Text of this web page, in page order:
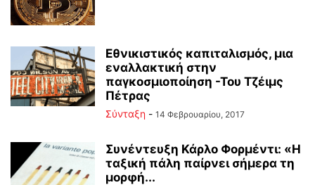
Εθνικιστικός καπιταλισμός, μια
εναλλακτική στην
παγκοσμιοποίηση -Του Τζέιμς
Πέτρας
Σύνταξη - 14 Φεβρουαρίου, 2017
Συνέντευξη Κάρλο Φορμέντι: «Η
ταξική πάλη παίρνει σήμερα τη
μορφή...